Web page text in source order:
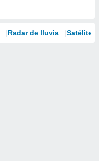
Radar de lluvia Satélites